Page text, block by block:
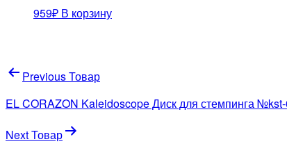
959₽ В корзину
Навигация
по
записям
Previous Товар
EL CORAZON Kaleidoscope Диск для стемпинга
Next Товар